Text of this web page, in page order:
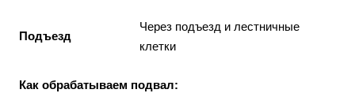
Подъезд
Через подъезд и лестничные
клетки
Как обрабатываем подвал: